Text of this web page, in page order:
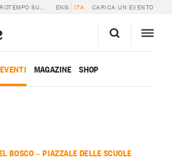
SUMMER EDITION ENG ITA CARICA UN EVENTO
EVENTI MAGAZINE SHOP
BOSCO — PIAZZALE DELLE SCUOLE